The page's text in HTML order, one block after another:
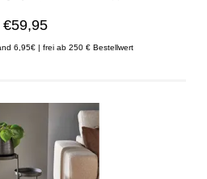
€59,95
6,95€ | frei ab 250 € Bestellwert